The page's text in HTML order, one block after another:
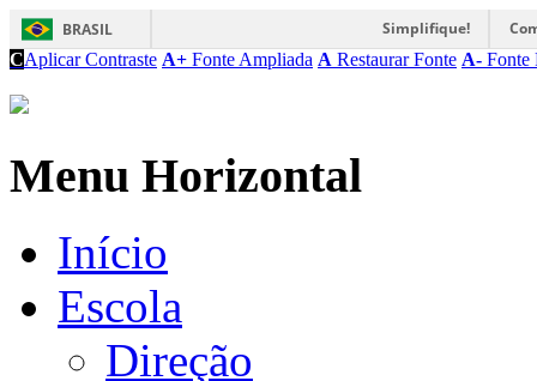
BRASIL Simplifique!
CAplicar Contraste A+ Fonte Ampliada A Restaurar Fonte A- Fonte
Menu Horizontal
Início
Escola
Direção